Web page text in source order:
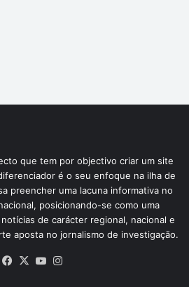
que tem por objectivo criar um site
é o seu enfoque na ilha de
preencher uma lacuna informativa no
posicionando-se como uma
de carácter regional, nacional e
aposta no jornalismo de investigação.
Facebook
X YouTube